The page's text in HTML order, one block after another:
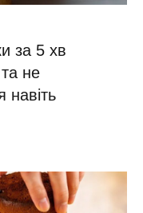
за 5 хв
не
навіть